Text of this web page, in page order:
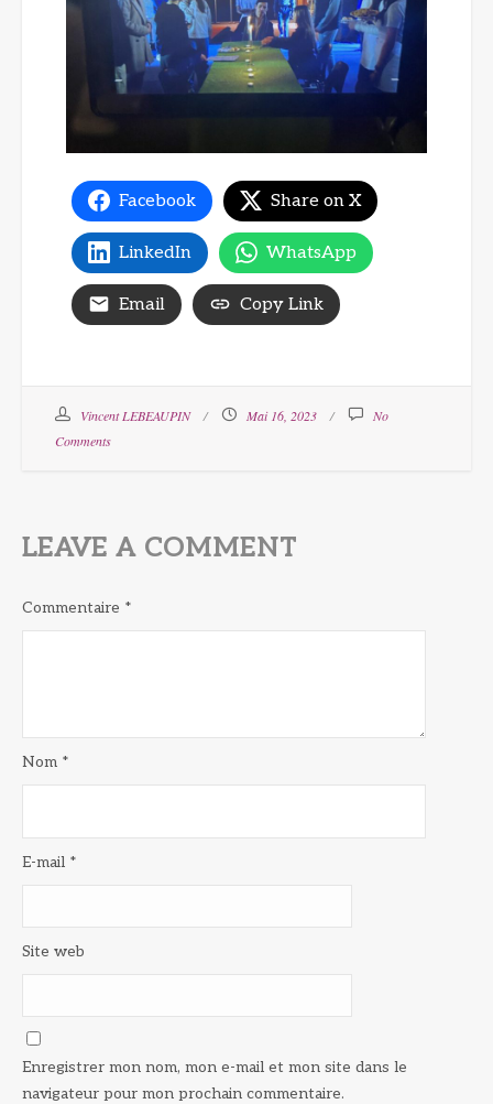
Facebook Share on X
LinkedIn WhatsApp
Email Copy Link
Vincent LEBEAUPIN Mai 16, 2023
No
Comments
LEAVE A COMMENT
Commentaire *
Nom *
E-mail *
Site web
Enregistrer mon nom, mon e-mail et mon site dans le
navigateur pour mon prochain commentaire.